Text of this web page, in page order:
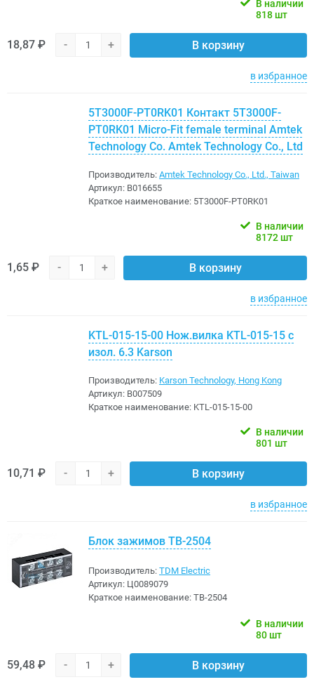
В наличии
818 шт
18,87 ₽ - + В корзину
в избранное
5T3000F-PT0RK01 Контакт 5T3000F-
PT0RK01 Micro-Fit female terminal Amtek
Technology Co. Amtek Technology Co., Ltd
Производитель: Amtek Technology Co., Ltd., Taiwan
Артикул: B016655
Краткое наименование: 5T3000F-PT0RK01
В наличии
8172 шт
1,65 ₽ - + В корзину
в избранное
KTL-015-15-00 Нож.вилка KTL-015-15 с
изол. 6.3 Karson
Производитель: Karson Technology, Hong Kong
Артикул: B007509
Краткое наименование: KTL-015-15-00
В наличии
801 шт
10,71 ₽ - + В корзину
в избранное
Блок зажимов TB-2504
Производитель: TDM Electric
Артикул: Ц0089079
Краткое наименование: TB-2504
В наличии
80 шт
59,48 ₽ - + В корзину